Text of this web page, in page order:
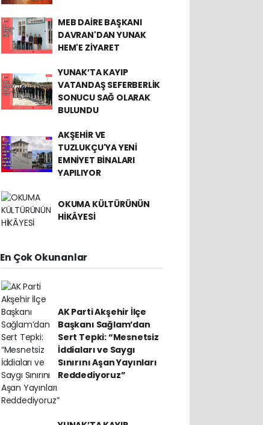
MEB DAİRE BAŞKANI
DAVRAN'DAN YUNAK
HEM'E ZİYARET
YUNAK’TA KAYIP
VATANDAŞ SEFERBERLİK
SONUCU SAĞ OLARAK
BULUNDU
AKŞEHİR VE
TUZLUKÇU'YA YENİ
EMNİYET BİNALARI
YAPILIYOR
OKUMA KÜLTÜRÜNÜN
HİKÂYESİ
En Çok Okunanlar
AK Parti Akşehir İlçe
Başkanı Sağlam’dan
Sert Tepki: “Mesnetsiz
İddiaları ve Saygı
Sınırını Aşan Yayınları
Reddediyoruz”